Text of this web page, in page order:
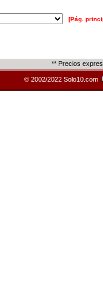
[Pág.
** Precios
© 2002/2022 Solo10.com